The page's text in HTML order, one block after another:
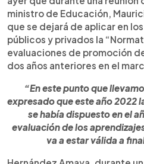
ministro de Educación,
que se dejará de aplicar en
públicos y privados la
evaluaciones de promoción
dos años anteriores en el
“En este punto que
expresado que este año 2022
se había dispuesto en el
evaluación de los
va a estar válida a